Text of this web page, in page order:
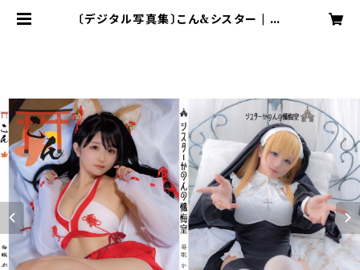
〔デジタル写真集〕こん&シスター | 毎